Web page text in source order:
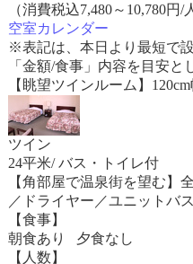
（消費税込7,480～10,780円/
空室カレンダー
※表記は、本日より最短で
「金額/食事」内容を目安と
【眺望ツインルーム】
ツイン
24平米/ バス・トイレ付
【角部屋で温泉街を望む】
／ドライヤー／ユニットバ
【食事】
朝食あり 夕食なし
【人数】